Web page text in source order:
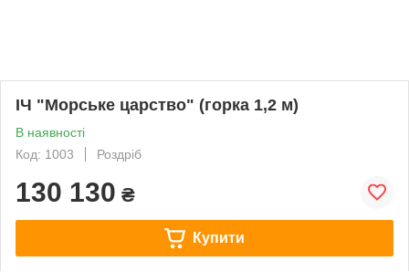
ІЧ "Морське царство" (горка 1,2 м)
В наявності
Код: 1003
Роздріб
130 130 ₴
Купити